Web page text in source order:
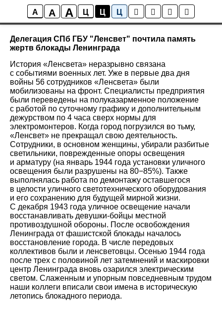
A A A Ц Ц Ц
Новости
Делегация СПб ГБУ "Ленсвет" почтила память
жертв блокады Ленинграда
История «Ленсвета» неразрывно связана
с событиями военных лет. Уже в первые два дня
войны 56 сотрудников «Ленсвета» были
мобилизованы на фронт. Специалисты предприятия
были переведены на полуказарменное положение
с работой по суточному графику и дополнительным
дежурством по 4 часа сверх нормы для
электромонтеров. Когда город погрузился во тьму,
«Ленсвет» не прекращал свою деятельность.
Сотрудники, в основном женщины, убирали разбитые
светильники, поврежденные опоры освещения
и арматуру (на январь 1944 года установки уличного
освещения были разрушены на 80−85%). Также
выполнялась работа по демонтажу оставшегося
в целости уличного светотехнического оборудования
и его сохранению для будущей мирной жизни.
С декабря 1943 года уличное освещение начали
восстанавливать девушки-бойцы местной
противоздушной обороны. После освобождения
Ленинграда от фашистской блокады началось
восстановление города. В числе передовых
коллективов были и ленсветовцы. Осенью 1944 года
после трех с половиной лет затемнений и маскировки
центр Ленинграда вновь озарился электрическим
светом. Слаженным и упорным повседневным трудом
наши коллеги вписали свои имена в историческую
летопись блокадного периода.